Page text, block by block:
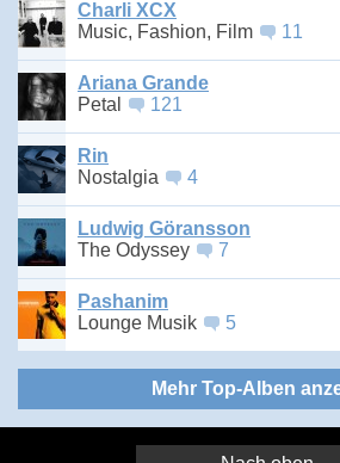
Charli XCX
Music, Fashion, Film
11
Ariana Grande
Petal
121
Rin
Nostalgia
4
Ludwig Göransson
The Odyssey
7
Pashanim
Lounge Musik
5
Mehr Top-Alben